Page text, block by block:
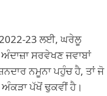
23 ਲਈ, ਘਰੇਲੂ
ਸਰਵੇਖਣ ਜਵਾਬਾਂ
ਨਮੂਨਾ ਪਹੁੰਚ ਹੈ, ਤਾਂ ਜੋ
ਪੱਖੋਂ ਢੁਕਵੀਂ ਹੈ।